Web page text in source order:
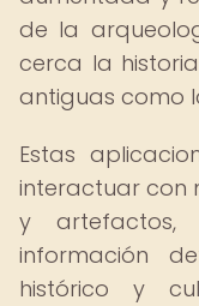
de la
cerca la
antiguas como
Estas
interactuar con
y artefactos,
información
histórico y